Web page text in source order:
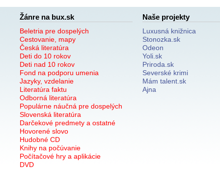
Žánre na bux.sk
Beletria pre dospelých
Cestovanie, mapy
Česká literatúra
Deti do 10 rokov
Deti nad 10 rokov
Fond na podporu umenia
Jazyky, vzdelanie
Literatúra faktu
Odborná literatúra
Populárne náučná pre dospelých
Slovenská literatúra
Darčekové predmety a ostatné
Hovorené slovo
Hudobné CD
Knihy na počúvanie
Počítačové hry a aplikácie
DVD
Naše projekty
Luxusná knižnica
Stonozka.sk
Odeon
Yoli.sk
Priroda.sk
Severské krimi
Mám talent.sk
Ajna